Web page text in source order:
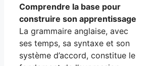
Comprendre la base pour
construire son apprentissage
La grammaire anglaise, avec
ses temps, sa syntaxe et son
système d’accord, constitue le